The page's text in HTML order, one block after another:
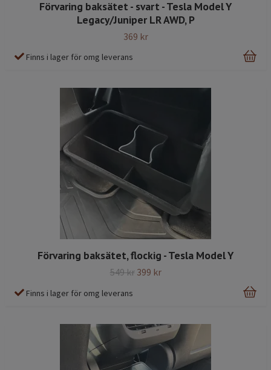
Förvaring baksätet - svart - Tesla Model Y
Legacy/Juniper LR AWD, P
369 kr
Finns i lager för omg leverans
Förvaring baksätet, flockig - Tesla Model Y
549 kr 399 kr
Finns i lager för omg leverans